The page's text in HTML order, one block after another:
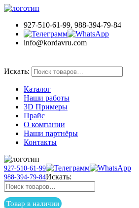
927-510-61-99, 988-394-79-84
info@kordavru.com
Искать:
Каталог
Наши работы
3D Примеры
Прайс
О компании
Наши партнёры
Контакты
927-510-61-99
988-394-79-84Искать:
Товар в наличии